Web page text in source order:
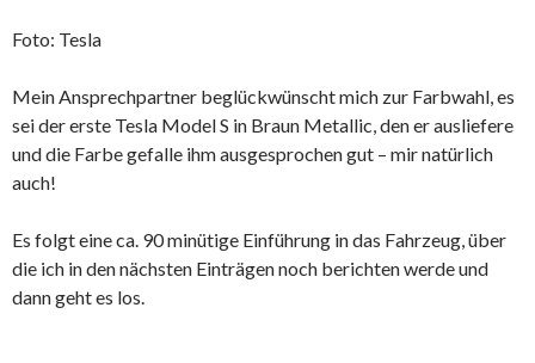
Foto: Tesla
Mein Ansprechpartner beglückwünscht mich zur Farbwahl, es
sei der erste Tesla Model S in Braun Metallic, den er ausliefere
und die Farbe gefalle ihm ausgesprochen gut – mir natürlich
auch!
Es folgt eine ca. 90 minütige Einführung in das Fahrzeug, über
die ich in den nächsten Einträgen noch berichten werde und
dann geht es los.